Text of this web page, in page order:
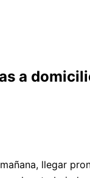
a
llegar